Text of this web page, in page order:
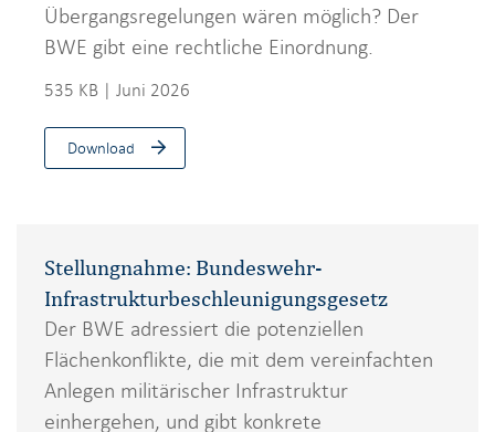
Übergangsregelungen wären möglich? Der
BWE gibt eine rechtliche Einordnung.
535 KB | Juni 2026
Download
Stellungnahme: Bundeswehr-
Infrastrukturbeschleunigungsgesetz
Der BWE adressiert die potenziellen
Flächenkonflikte, die mit dem vereinfachten
Anlegen militärischer Infrastruktur
einhergehen, und gibt konkrete